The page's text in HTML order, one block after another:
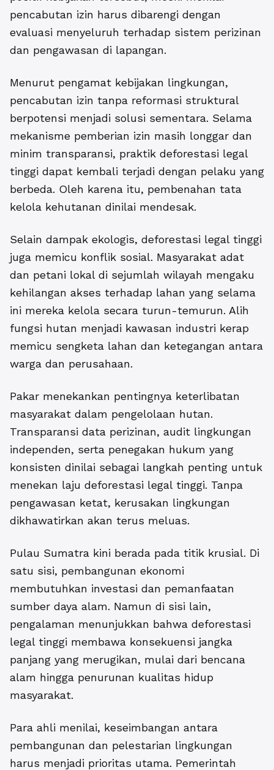
pencabutan izin harus dibarengi dengan
evaluasi menyeluruh terhadap sistem perizinan
dan pengawasan di lapangan.
Menurut pengamat kebijakan lingkungan,
pencabutan izin tanpa reformasi struktural
berpotensi menjadi solusi sementara. Selama
mekanisme pemberian izin masih longgar dan
minim transparansi, praktik deforestasi legal
tinggi dapat kembali terjadi dengan pelaku yang
berbeda. Oleh karena itu, pembenahan tata
kelola kehutanan dinilai mendesak.
Selain dampak ekologis, deforestasi legal tinggi
juga memicu konflik sosial. Masyarakat adat
dan petani lokal di sejumlah wilayah mengaku
kehilangan akses terhadap lahan yang selama
ini mereka kelola secara turun-temurun. Alih
fungsi hutan menjadi kawasan industri kerap
memicu sengketa lahan dan ketegangan antara
warga dan perusahaan.
Pakar menekankan pentingnya keterlibatan
masyarakat dalam pengelolaan hutan.
Transparansi data perizinan, audit lingkungan
independen, serta penegakan hukum yang
konsisten dinilai sebagai langkah penting untuk
menekan laju deforestasi legal tinggi. Tanpa
pengawasan ketat, kerusakan lingkungan
dikhawatirkan akan terus meluas.
Pulau Sumatra kini berada pada titik krusial. Di
satu sisi, pembangunan ekonomi
membutuhkan investasi dan pemanfaatan
sumber daya alam. Namun di sisi lain,
pengalaman menunjukkan bahwa deforestasi
legal tinggi membawa konsekuensi jangka
panjang yang merugikan, mulai dari bencana
alam hingga penurunan kualitas hidup
masyarakat.
Para ahli menilai, keseimbangan antara
pembangunan dan pelestarian lingkungan
harus menjadi prioritas utama. Pemerintah